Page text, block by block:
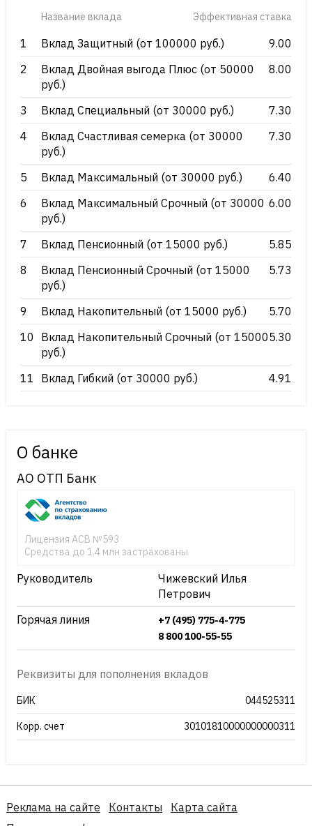
Название вклада Эффективная ставка
1 Вклад Защитный (от 100000 руб.)
9.00
2
Вклад Двойная выгода Плюс (от 50000
руб.)
8.00
3 Вклад Специальный (от 30000 руб.)
7.30
4
Вклад Счастливая семерка (от 30000
руб.)
7.30
5 Вклад Максимальный (от 30000 руб.)
6.40
6
Вклад Максимальный Срочный (от 30000
руб.)
6.00
7 Вклад Пенсионный (от 15000 руб.)
5.85
8
Вклад Пенсионный Срочный (от 15000
руб.)
5.73
9 Вклад Накопительный (от 15000 руб.)
5.70
10
Вклад Накопительный Срочный (от 15000
руб.)
5.30
11 Вклад Гибкий (от 30000 руб.) 4.91
О банке
АО ОТП Банк
Лицензия АСВ №593
Средства до 1.4 млн застрахованы
Руководитель
Чижевский Илья
Петрович
Горячая линия
+7 (495) 775-4-775
8 800 100-55-55
Реквизиты для пополнения вкладов
БИК 044525311
Корр. счет 30101810000000000311
Реклама на сайте Контакты
Карта сайта